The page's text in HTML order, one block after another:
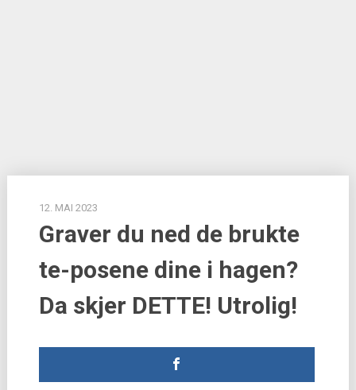
12. MAI 2023
Graver du ned de brukte
te-posene dine i hagen?
Da skjer DETTE! Utrolig!